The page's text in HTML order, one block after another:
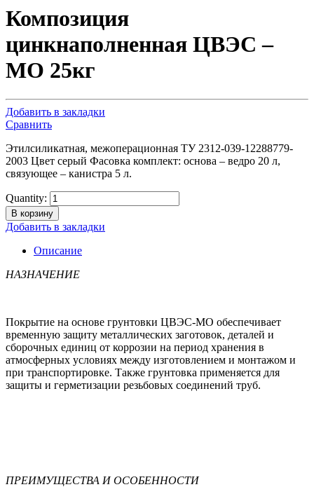
Композиция
цинкнаполненная ЦВЭС –
МО 25кг
Добавить в закладки
Сравнить
Этилсиликатная, межоперационная ТУ 2312-039-12288779-
2003 Цвет серый Фасовка комплект: основа – ведро 20 л,
связующее – канистра 5 л.
Quantity:
В корзину
Добавить в закладки
Описание
НАЗНАЧЕНИЕ
Покрытие на основе грунтовки ЦВЭС-МО обеспечивает
временную защиту металлических заготовок, деталей и
сборочных единиц от коррозии на период хранения в
атмосферных условиях между изготовлением и монтажом и
при транспортировке. Также грунтовка применяется для
защиты и герметизации резьбовых соединений труб.
ПРЕИМУЩЕСТВА И ОСОБЕННОСТИ